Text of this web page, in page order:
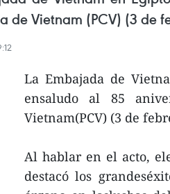
de Vietnam (PCV) (3 de
La Embajada de
ensaludo al 85
Vietnam(PCV) (3 de
Al hablar en el acto,
destacó los